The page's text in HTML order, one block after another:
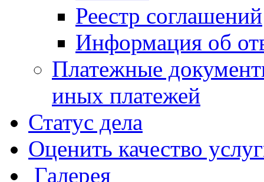
Реестр соглашений
Информация об
Платежные
иных платежей
Статус дела
Оценить качество
Галерея